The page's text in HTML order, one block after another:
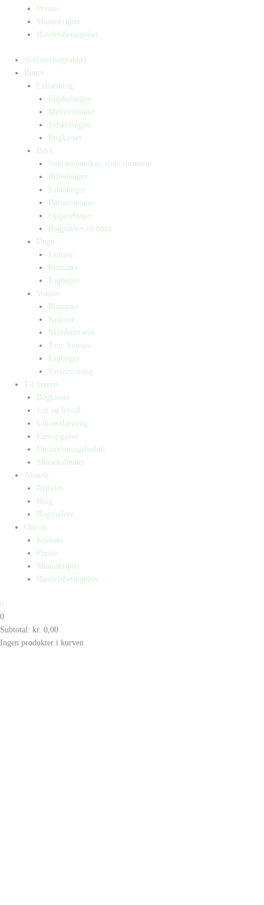
Presse
Manuskripter
Handelsbetingelser
Sommerbogpakker
Bøger
Letlæsning
Indskolingen
Mellemtrinnet
Udskolingen
Bogkasser
Børn
Små mennesker, store drømme
Billedbøger
Faktabøger
Børneromaner
Opgavebøger
Bogpakker til børn
Unge
Fantasy
Romaner
Fagbøger
Voksne
Romance
Krimier
Skønlitteratur
True Stories
Fagbøger
Undervisning
Til lærere
Bogkasser
Lix og let-tal
Universlæsning
Elevopgaver
Undervisningsforløb
Messekalender
Aktuelt
Artikler
Blog
Bogtrailere
Om os
Kontakt
Presse
Manuskripter
Handelsbetingelser
0
0
Subtotal: kr. 0,00
Ingen produkter i kurven